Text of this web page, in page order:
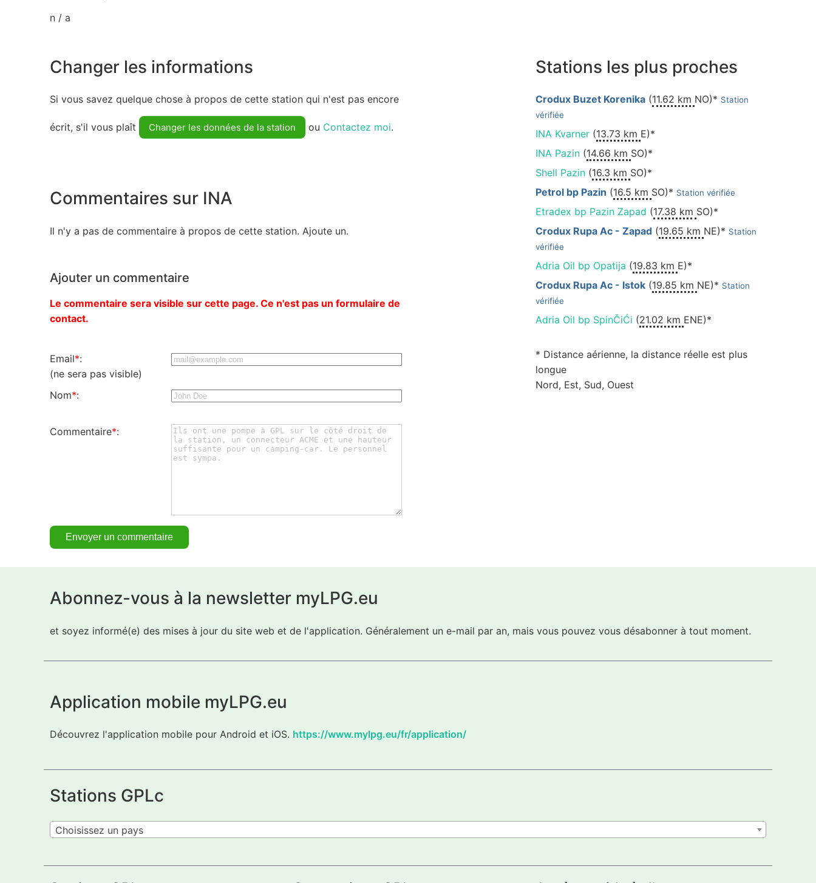
n / a
Changer les informations
Si vous savez quelque chose à propos de cette station qui n'est pas encore
écrit, s'il vous plaît Changer les données de la station ou Contactez moi.
Commentaires sur INA
Il n'y a pas de commentaire à propos de cette station. Ajoute un.
Ajouter un commentaire
Le commentaire sera visible sur cette page. Ce n'est pas un formulaire de
contact.
Email*:
(ne sera pas visible)
Nom*:
Commentaire*:
Stations les plus proches
Crodux Buzet Korenika(11.62 km NO)* Station
vérifiée
INA Kvarner(13.73 km E)*
INA Pazin(14.66 km SO)*
Shell Pazin(16.3 km SO)*
Petrol bp Pazin (16.5 km SO)* Station vérifiée
Etradex bp Pazin Zapad (17.38 km SO)*
Crodux Rupa Ac - Zapad(19.65 km NE)* Station
vérifiée
Adria Oil bp Opatija (19.83 km E)*
Crodux Rupa Ac - Istok(19.85 km NE)* Station
vérifiée
Adria Oil bp SpinČiĆi (21.02 km ENE)*
* Distance aérienne, la distance réelle est plus
longue
Nord, Est, Sud, Ouest
Abonnez-vous à la newsletter myLPG.eu
et soyez informé(e) des mises à jour du site web et de l'application. Généralement un e-mail par an, mais vous pouvez vous désabonner à tout moment.
Application mobile myLPG.eu
Découvrez l'application mobile pour Android et iOS. https://www.mylpg.eu/fr/application/
Stations GPLc
Choisissez un pays